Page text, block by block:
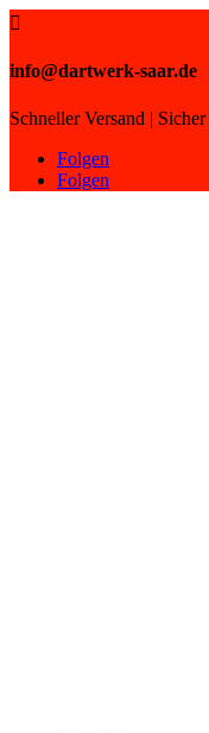

info@dartwerk-saar.de
Schneller Versand |
Folgen
Folgen